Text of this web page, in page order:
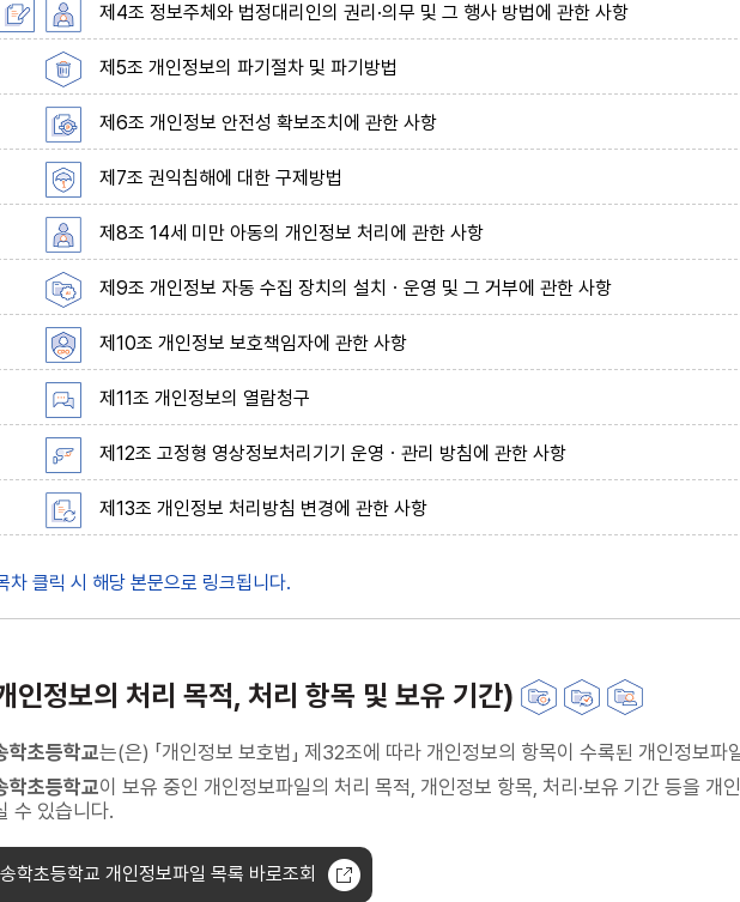
제4조 정보주체와 법정대리인의 권리·의무 및 그 행사 방법에 관한 사항
제5조 개인정보의 파기절차 및 파기방법
제6조 개인정보 안전성 확보조치에 관한 사항
제7조 권익침해에 대한 구제방법
제8조 14세 미만 아동의 개인정보 처리에 관한 사항
제9조 개인정보 자동 수집 장치의 설치ㆍ운영 및 그 거부에 관한 사항
제10조 개인정보 보호책임자에 관한 사항
제11조 개인정보의 열람청구
제12조 고정형 영상정보처리기기 운영ㆍ관리 방침에 관한 사항
제13조 개인정보 처리방침 변경에 관한 사항
차 클릭 시 해당 본문으로 링크됩니다.
인정보의 처리 목적, 처리 항목 및 보유 기간)
학초등학교는(은) 「개인정보 보호법」 제32조에 따라 개인정보의 항목이 수록된 개인정보
학초등학교이 보유 중인 개인정보파일의 처리 목적, 개인정보 항목, 처리·보유 기간 등을
수 있습니다.
학초등학교 개인정보파일 목록 바로조회